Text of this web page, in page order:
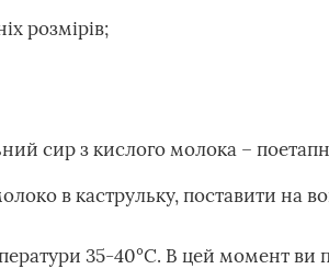
розмірів;
сир з кислого молока –
в каструльку, поставити на
35-40°С. В цей момент ви